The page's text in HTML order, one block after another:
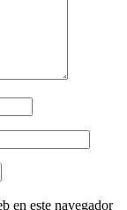
en este navegador